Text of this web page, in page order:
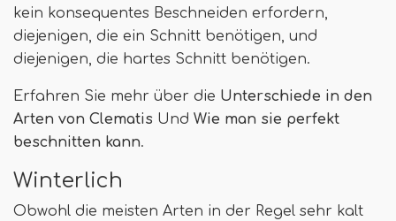
kein konsequentes Beschneiden erfordern,
diejenigen, die ein Schnitt benötigen, und
diejenigen, die hartes Schnitt benötigen.
Erfahren Sie mehr über die Unterschiede in den
Arten von Clematis Und Wie man sie perfekt
beschnitten kann.
Winterlich
Obwohl die meisten Arten in der Regel sehr kalt